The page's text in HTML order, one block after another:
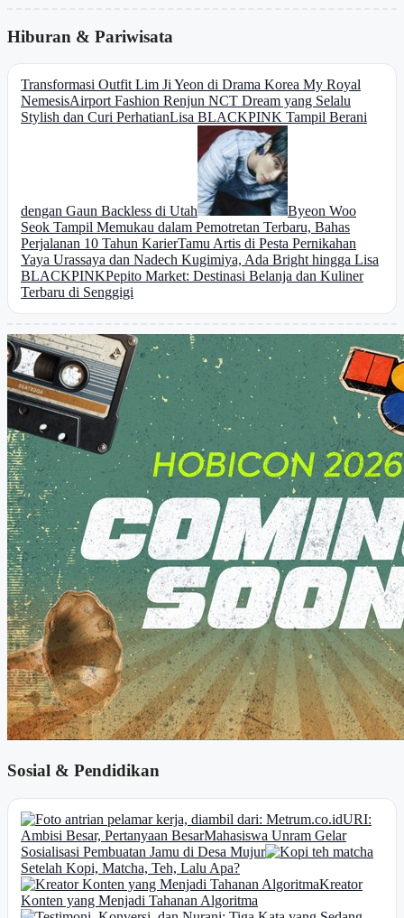
Hiburan & Pariwisata
Transformasi Outfit Lim Ji Yeon di Drama Korea My Royal
NemesisAirport Fashion Renjun NCT Dream yang Selalu
Stylish dan Curi PerhatianLisa BLACKPINK Tampil Berani
dengan Gaun Backless di Utah
Byeon Woo
Seok Tampil Memukau dalam Pemotretan Terbaru, Bahas
Perjalanan 10 Tahun KarierTamu Artis di Pesta Pernikahan
Yaya Urassaya dan Nadech Kugimiya, Ada Bright hingga Lisa
BLACKPINKPepito Market: Destinasi Belanja dan Kuliner
Terbaru di Senggigi
Sosial & Pendidikan
URI:
Ambisi Besar, Pertanyaan BesarMahasiswa Unram Gelar
Sosialisasi Pembuatan Jamu di Desa Mujur
Setelah Kopi, Matcha, Teh, Lalu Apa?
Kreator
Konten yang Menjadi Tahanan Algoritma